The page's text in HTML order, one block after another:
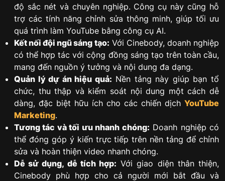
độ sắc nét và chuyên nghiệp. Công cụ này cũng hỗ
trợ các tính năng chỉnh sửa thông minh, giúp tối ưu
quá trình làm YouTube bằng công cụ AI.
Kết nối đội ngũ sáng tạo: Với Cinebody, doanh nghiệp
có thể hợp tác với cộng đồng sáng tạo trên toàn cầu,
mang đến nguồn ý tưởng và nội dung đa dạng.
Quản lý dự án hiệu quả: Nền tảng này giúp bạn tổ
chức, thu thập và kiểm soát nội dung một cách dễ
dàng, đặc biệt hữu ích cho các chiến dịch YouTube
Marketing.
Tương tác và tối ưu nhanh chóng: Doanh nghiệp có
thể đóng góp ý kiến trực tiếp trên nền tảng để chỉnh
sửa và hoàn thiện video nhanh chóng.
Dễ sử dụng, dễ tích hợp: Với giao diện thân thiện,
Cinebody phù hợp cho cả người mới bắt đầu và